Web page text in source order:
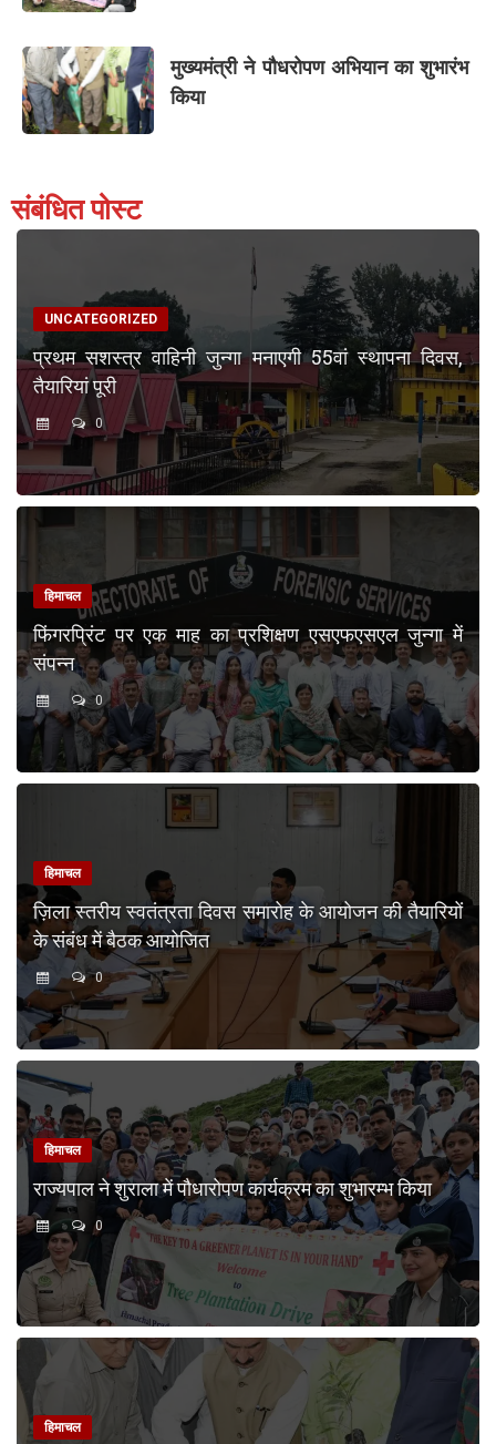
मुख्यमंत्री ने पौधरोपण अभियान का शुभारंभ
किया
संबंधित पोस्ट
UNCATEGORIZED
प्रथम सशस्त्र वाहिनी जुन्गा मनाएगी 55वां स्थापना दिवस,
तैयारियां पूरी
0
हिमाचल
फिंगरप्रिंट पर एक माह का प्रशिक्षण एसएफएसएल जुन्गा में
संपन्न
0
हिमाचल
ज़िला स्तरीय स्वतंत्रता दिवस समारोह के आयोजन की तैयारियों
के संबंध में बैठक आयोजित
0
हिमाचल
राज्यपाल ने शुराला में पौधारोपण कार्यक्रम का शुभारम्भ किया
0
हिमाचल